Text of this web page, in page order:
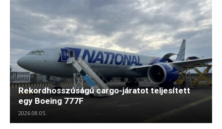
Rekordhosszúságú cargo-járatot teljesített
egy Boeing 777F
2026.08.05.